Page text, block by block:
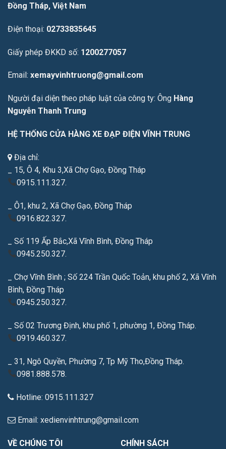
Đồng Tháp, Việt Nam
Điện thoại: 02733835645
Giấy phép ĐKKD số: 1200277057
Email: xemayvinhtruong@gmail.com
Người đại diện theo pháp luật của công ty: Ông Hàng
Nguyễn Thanh Trung
HỆ THỐNG CỬA HÀNG XE ĐẠP ĐIỆN VĨNH TRUNG
Địa chỉ:
_ 15, Ô 4, Khu 3,Xã Chợ Gạo, Đồng Tháp
0915.111.327.
_ Ô1, khu 2, Xã Chợ Gạo, Đồng Tháp
0916.822.327.
_ Số 119 Ấp Bắc,Xã Vĩnh Bình, Đồng Tháp
0945.250.327.
_ Chợ Vĩnh Bình ; Số 224 Trần Quốc Toản, khu phố 2, Xã Vĩnh
Bình, Đồng Tháp
0945.250.327.
_ Số 02 Trương Định, khu phố 1, phường 1, Đồng Tháp.
0919.460.327.
_ 31, Ngô Quyền, Phường 7, Tp Mỹ Tho,Đồng Tháp.
0981.888.578.
Hotline: 0915.111.327
Email: xedienvinhtrung@gmail.com
VỀ CHÚNG TÔI CHÍNH SÁCH